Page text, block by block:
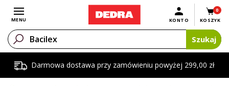
Darmowa dostawa przy zamówieniu powyżej 299,00 zł
Otwórz menu
MENU
0
KOSZYK
KONTO
Szukaj